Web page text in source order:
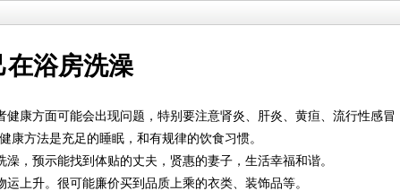
在浴房洗澡
健康方面可能会出现问题，特别要注意肾炎、肝炎、黄疸、流行性感冒
康方法是充足的睡眠，和有规律的饮食习惯。
澡，预示能找到体贴的丈夫，贤惠的妻子，生活幸福和谐。
运上升。很可能廉价买到品质上乘的衣类、装饰品等。